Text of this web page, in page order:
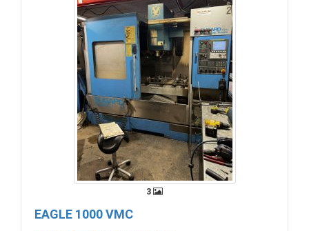
3
EAGLE 1000 VMC